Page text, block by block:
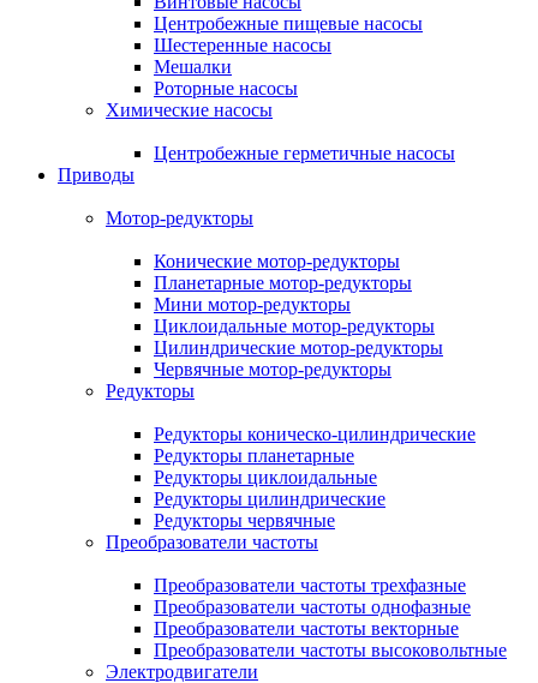
Центробежные пищевые насосы
Шестеренные насосы
Мешалки
Роторные насосы
Химические насосы
Центробежные герметичные насосы
Приводы
Мотор-редукторы
Конические мотор-редукторы
Планетарные мотор-редукторы
Мини мотор-редукторы
Циклоидальные мотор-редукторы
Цилиндрические мотор-редукторы
Червячные мотор-редукторы
Редукторы
Редукторы коническо-цилиндрические
Редукторы планетарные
Редукторы циклоидальные
Редукторы цилиндрические
Редукторы червячные
Преобразователи частоты
Преобразователи частоты трехфазные
Преобразователи частоты однофазные
Преобразователи частоты векторные
Преобразователи частоты высоковольтные
Электродвигатели